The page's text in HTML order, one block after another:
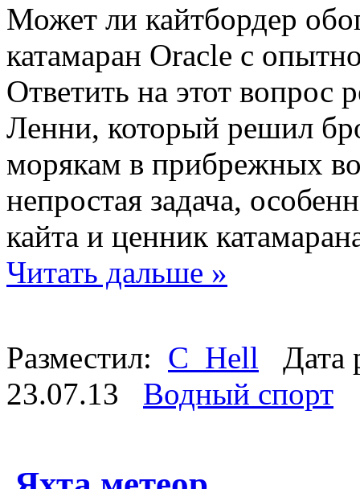
Может ли кайтбордер
катамаран Oracle с
Ответить на этот вопрос
Ленни, который решил
морякам в прибрежных
непростая задача,
кайта и ценник
Читать дальше »
Разместил: C_Hell Дата
23.07.13 Водный спорт